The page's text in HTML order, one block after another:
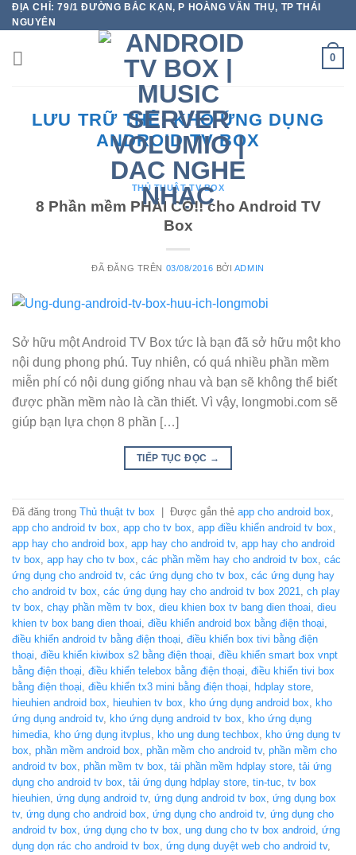
Chuyển
đến
nội
dung
ĐỊA CHỈ: 79/1 ĐƯỜNG BẮC KẠN, P HOÀNG VĂN THỤ, TP THÁI
NGUYÊN
0
LƯU TRỮ THẺ:KHO ỨNG DỤNG
ANDROID TV BOX
THỦ THUẬT TV BOX
8 Phần mềm PHẢI CÓ!! cho Android TV
Box
ĐÃ ĐĂNG TRÊN 03/08/2016 BỞI ADMIN
Sở hữu một Android TV Box tức là bạn đã sở hữu một kho
nội dung phong phú. Tuy nhiên, có quá nhiều phần mềm
miễn phí có nội dung giống nhau và bạn sẽ không thể biết
được phần mềm nào là cần thiết. Vì vậy, longmobi.com sẽ
giúp bạn lựa chọn 8 phần […]
TIẾP TỤC ĐỌC →
Đã đăng trong Thủ thuật tv box Được gắn thẻ app cho android box,
app cho android tv box, app cho tv box, app điều khiển android tv box,
app hay cho android box, app hay cho android tv, app hay cho android
tv box, app hay cho tv box, các phần mềm hay cho android tv box, các
ứng dụng cho android tv, các ứng dụng cho tv box, các ứng dụng hay
cho android tv box, các ứng dụng hay cho android tv box 2021, ch play
tv box, chạy phần mềm tv box, dieu khien box tv bang dien thoai, dieu
khien tv box bang dien thoai, điều khiển android box bằng điện thoại,
điều khiển android tv bằng điện thoại, điều khiển box tivi bằng điện
thoại, điều khiển kiwibox s2 bằng điện thoại, điều khiển smart box vnpt
bằng điện thoại, điều khiển telebox bằng điện thoại, điều khiển tivi box
bằng điện thoại, điều khiển tx3 mini bằng điện thoại, hdplay store,
hieuhien android box, hieuhien tv box, kho ứng dụng android box, kho
ứng dụng android tv, kho ứng dụng android tv box, kho ứng dụng
himedia, kho ứng dụng itvplus, kho ung dung techbox, kho ứng dụng tv
box, phần mềm android box, phần mềm cho android tv, phần mềm cho
android tv box, phần mềm tv box, tải phần mềm hdplay store, tải ứng
dụng cho android tv box, tải ứng dụng hdplay store, tin-tuc, tv box
hieuhien, ứng dụng android tv, ứng dụng android tv box, ứng dụng box
tv, ứng dụng cho android box, ứng dụng cho android tv, ứng dụng cho
android tv box, ứng dụng cho tv box, ung dung cho tv box android, ứng
dụng dọn rác cho android tv box, ứng dụng duyệt web cho android tv,